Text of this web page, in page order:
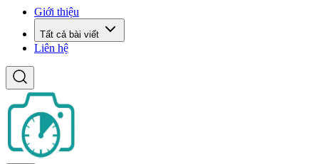
Giới thiệu
Tất cả bài viết
Liên hệ